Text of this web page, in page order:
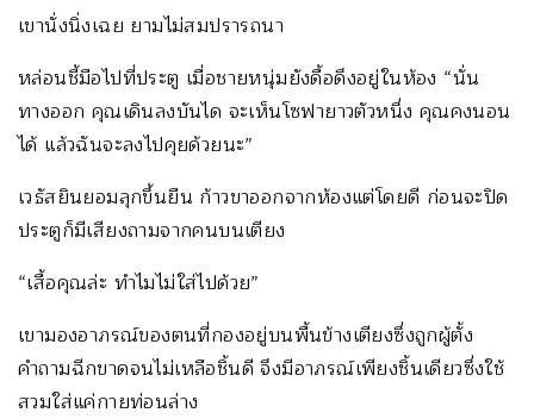
เขานั่งนิ่งเฉย ยามไม่สมปรารถนา
หล่อนชี้มือไปที่ประตู เมื่อชายหนุ่มยังดื้อดึงอยู่ในห้อง “นั่น
ทางออก คุณเดินลงบันได จะเห็นโซฟายาวตัวหนึ่ง คุณคงนอน
ได้ แล้วฉันจะลงไปคุยด้วยนะ”
เวธัสยินยอมลุกขึ้นยืน ก้าวขาออกจากห้องแต่โดยดี ก่อนจะปิด
ประตูก็มีเสียงถามจากคนบนเตียง
“เสื้อคุณล่ะ ทำไมไม่ใส่ไปด้วย”
เขามองอาภรณ์ของตนที่กองอยู่บนพื้นข้างเตียงซึ่งถูกผู้ตั้ง
คำถามฉีกขาดจนไม่เหลือชิ้นดี จึงมีอาภรณ์เพียงชิ้นเดียวซึ่งใช้
สวมใส่แค่กายท่อนล่าง